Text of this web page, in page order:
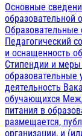
Основные
образовательной
Образовательные
Педагогический
и оснащенность
Стипендии и
образовательные
деятельность
обучающихся
питания в
размещается,
организации, и